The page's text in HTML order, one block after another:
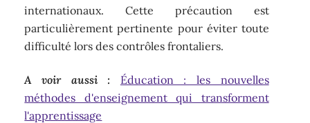
internationaux. Cette précaution est
particulièrement pertinente pour éviter toute
difficulté lors des contrôles frontaliers.
A voir aussi :
Éducation : les nouvelles
méthodes d'enseignement qui transforment
l'apprentissage